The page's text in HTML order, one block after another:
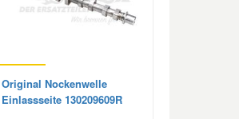
Original Nockenwelle
Einlassseite 130209609R